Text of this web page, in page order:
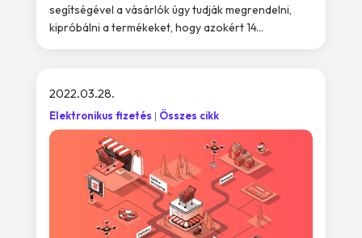
segítségével a vásárlók úgy tudják megrendelni,
kipróbálni a termékeket, hogy azokért 14...
2022.03.28.
Elektronikus fizetés Összes cikk